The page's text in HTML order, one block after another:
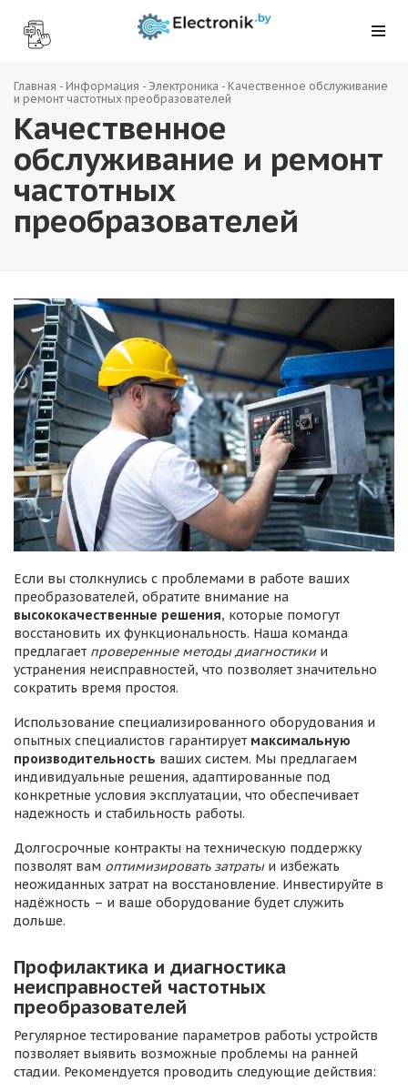
Главная - Информация - Электроника - Качественное обслуживание
и ремонт частотных преобразователей
Качественное
обслуживание и ремонт
частотных
преобразователей
Если вы столкнулись с проблемами в работе ваших
преобразователей, обратите внимание на
высококачественные решения, которые помогут
восстановить их функциональность. Наша команда
предлагает проверенные методы диагностикии
устранения неисправностей, что позволяет значительно
сократить время простоя.
Использование специализированного оборудования и
опытных специалистов гарантирует максимальную
производительность ваших систем. Мы предлагаем
индивидуальные решения, адаптированные под
конкретные условия эксплуатации, что обеспечивает
надежность и стабильность работы.
Долгосрочные контракты на техническую поддержку
позволят вам оптимизировать затратыи избежать
неожиданных затрат на восстановление. Инвестируйте в
надёжность – и ваше оборудование будет служить
дольше.
Профилактика и диагностика
неисправностей частотных
преобразователей
Регулярное тестирование параметров работы устройств
позволяет выявить возможные проблемы на ранней
стадии. Рекомендуется проводить следующие действия: